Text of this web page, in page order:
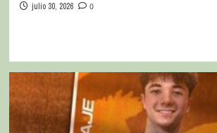
julio 30, 2026 0